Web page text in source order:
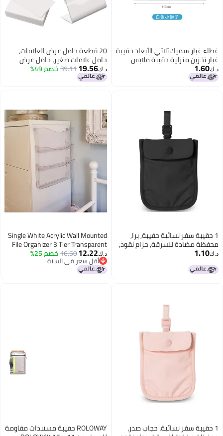
غطاء غبار سميك ثلاثي الأبعاد حقيبة
غبار تخزين منزلية حقيبة ملابس
شفافة مقاومة للماء معلق غطاء
مطبوع
د.ك‏1.60
20 قطعة حامل عرض العلامات،
حامل علامات صغير، حامل عرض
علامات أكريليك شفاف مع ملصقات
د.ك‏19.56
39.11خصم 49%
1 حقيبة سفر نسائية حقيبة, برا,
محفظة مضادة للسرقة, حزام نقود,
حقيبة سرية للجواز السفر والمال
والقيمات الثمينة
د.ك‏1.10
Single White Acrylic Wall Mounted
File Organizer 3 Tier Transparent
Document Holder Space Saving
Storage
د.ك‏12.22
16.50خصم 25%
أقل سعر في السنة
أقل سعر في السنة
1 حقيبة سفر نسائية، حجاب صدر، ROLOWAY حقيبة مستندات مقاومة